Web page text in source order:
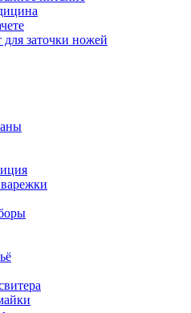
заточки ножей